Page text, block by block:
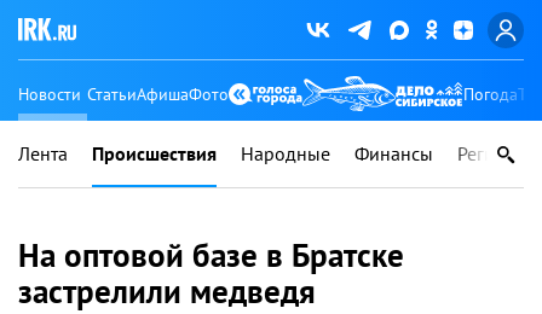
Новости СтатьиАфишаФото Погода
Лента Происшествия Народные Финансы Регионы
На оптовой базе в Братске
застрелили медведя